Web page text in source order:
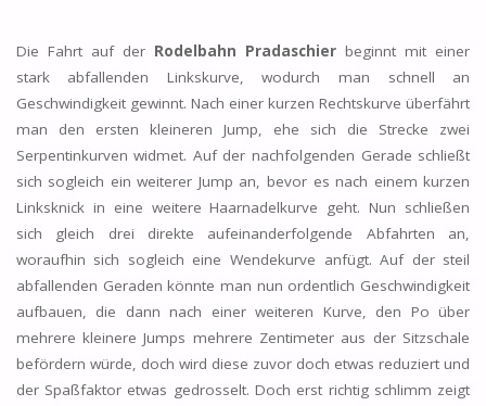
Die Fahrt auf der Rodelbahn Pradaschier beginnt mit einer
stark abfallenden Linkskurve, wodurch man schnell an
Geschwindigkeit gewinnt. Nach einer kurzen Rechtskurve überfährt
man den ersten kleineren Jump, ehe sich die Strecke zwei
Serpentinkurven widmet. Auf der nachfolgenden Gerade schließt
sich sogleich ein weiterer Jump an, bevor es nach einem kurzen
Linksknick in eine weitere Haarnadelkurve geht. Nun schließen
sich gleich drei direkte aufeinanderfolgende Abfahrten an,
woraufhin sich sogleich eine Wendekurve anfügt. Auf der steil
abfallenden Geraden könnte man nun ordentlich Geschwindigkeit
aufbauen, die dann nach einer weiteren Kurve, den Po über
mehrere kleinere Jumps mehrere Zentimeter aus der Sitzschale
befördern würde, doch wird diese zuvor doch etwas reduziert und
der Spaßfaktor etwas gedrosselt. Doch erst richtig schlimm zeigt